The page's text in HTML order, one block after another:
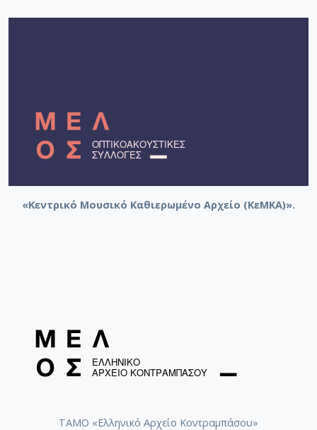
«Κεντρικό Μουσικό Καθιερωμένο Αρχείο (ΚεΜΚΑ)».
ΤΑΜΟ «Ελληνικό Αρχείο Κοντραμπάσου»